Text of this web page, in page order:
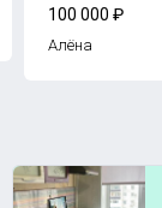
100 000 ₽
Алёна